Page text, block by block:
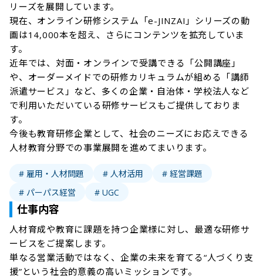
リーズを展開しています。
現在、オンライン研修システム「e-JINZAI」シリーズの動
画は14,000本を超え、さらにコンテンツを拡充していま
す。
近年では、対面・オンラインで受講できる「公開講座」
や、オーダーメイドでの研修カリキュラムが組める「講師
派遣サービス」など、多くの企業・自治体・学校法人など
で利用いただいている研修サービスもご提供しておりま
す。
今後も教育研修企業として、社会のニーズにお応えできる
人材教育分野での事業展開を進めてまいります。
# 雇用・人材問題 # 人材活用
# 経営課題
# パーパス経営
# UGC
仕事内容
人材育成や教育に課題を持つ企業様に対し、最適な研修サ
ービスをご提案します。
単なる営業活動ではなく、企業の未来を育てる“人づくり支
援”という社会的意義の高いミッションです。